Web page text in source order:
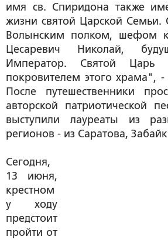
имя св. Спиридона также
жизни святой Царской Семьи.
Волынским полком, шефом
Цесаревич Николай,
Император. Святой Царь
покровителем этого храма",
После путешественники
авторской патриотической
выступили лауреаты из
регионов - из Саратова,
Сегодня,
13 июня,
крестном
у ходу
предстоит
пройти от